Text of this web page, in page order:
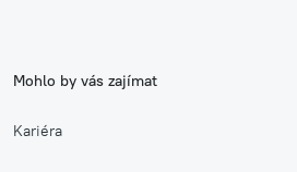
Mohlo by vás zajímat
Kariéra